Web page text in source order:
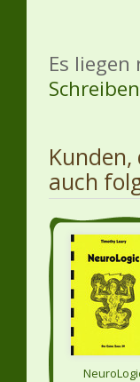
Es
auch